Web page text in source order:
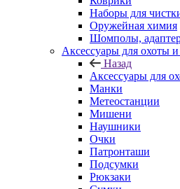
Наборы для
Оружейная химия
Шомполы,
Аксессуары для охоты и
Назад
Аксессуары для
Манки
Метеостанции
Мишени
Наушники
Очки
Патронташи
Подсумки
Рюкзаки